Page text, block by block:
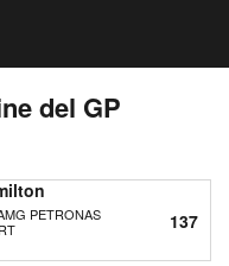
del GP
PETRONAS
137